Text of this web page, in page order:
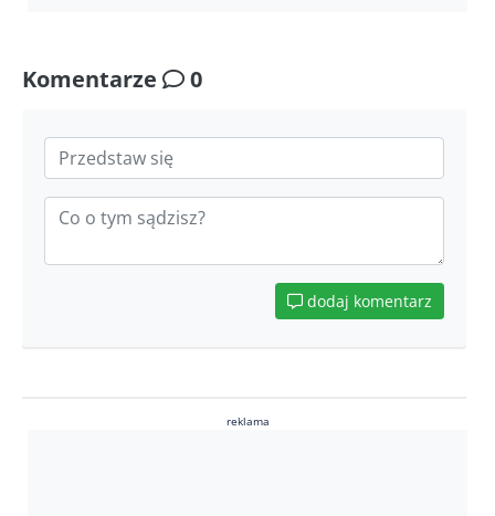
Komentarze 0
dodaj komentarz
reklama